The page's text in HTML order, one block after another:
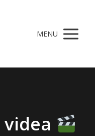
MENU
videa